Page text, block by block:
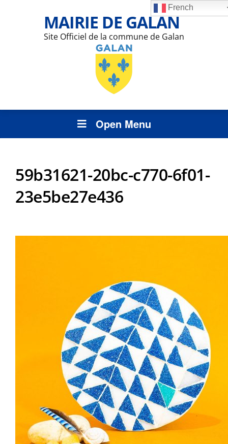
MAIRIE DE GALAN
Site Officiel de la commune de Galan
Open Menu
59b31621-20bc-c770-6f01-
23e5be27e436
French